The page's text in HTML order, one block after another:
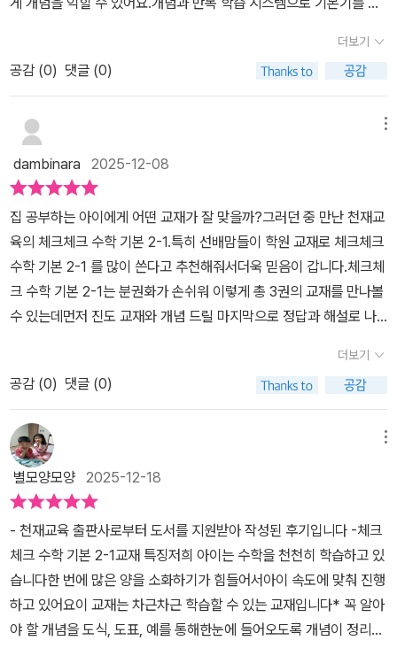
문제에적용시키는지 개념 더 알아보기를 통해확인할 수 있어 더욱 좋
답니다.개념 설명 잘 읽고 개념 익히기 문제와한 번 더 확인 문제를 풀
면서 제대로이해했는지 스스로 확인합니다.배운 개념을 교과서 문제
에 대한문제기 때문에 무리 없이 잘 풀어줍니다.학교 시험에 나오는
문제까지 잘 풀고 싶다면실전 연습으로 유형 해결 원리 문제와기출문
제로 실력 체크 문제까지무리 없이 풀 수 있으면 됩니다.이 부분을 완
벽하게 이해하고 모두 풀 수 있어야무난한 난이도의 학교 시험도 잘
볼 수 있어요.단원 공부가 끝나면 중단원 개념 확인 문제와중단원 마
무리 문제를 풀어요.교과서에 나오는 창의 융합 문제까지잘 풀어준다
면 상위권 걱정 없어요.극상위권까지 가고 싶다면 체크체크 기본중학
수학 문제집으로 개념 먼저 완벽하게정리한 후 최고 수준 풀 수 있으
대한 흥미가 많지 않아 걱정했는데개념 설명 읽고 개념 문제 풀어보
니 잘 풀어줍니다.개념 설명이 워낙 잘 되어있고한눈에 쉽게 들어오
니 집중해서 잘 풀어줍니다.난이도 있는 문제까지 잘 풀어주길 기대
해 봅니다.중등수학문제집 체크체크 중학 수학진도 교재 먼저 완북
후 부록으로 들어있는개념드릴 교재 풀기로 했어요.개념드릴 교재는
기초 계산 연습과 더불어교과서 속 필수 유형을 함께 풀어볼 수 있는
비교적 쉬운 교재랍니다.연산 실수가 종종 있어서 쉬운 교재지만시간
체크해서 시간 내에 빠르고 정확하게풀 수 있도록 연습용으로 풀어보
게 하려고요.체크체크 중학 수학 문제집2022개정 새 교육과정 반영
된2026년 용 중학 수학 문제집이랍니다.겨울방학 동안 체크체크 중
학 수학 문제집으로개념 공부 제대로 하면서 완북을 목표로 풀어요.
Q. 체크체크 수학 기본 교재 난이도는?A. 중학교 수학 교재 '중' 에
를 살펴보면다음과 같습니다.- 체크체크 베이직 : 하- 체크체크 베이
직 N제 : 중하- 체크체크 수학 기본 : 중- 유형체크N제 : 중- 기출심
화N제 : 중상 중등수학 문제집 난이도를 참고해서 학습 수준에 맞게
교재를 선택하는 것도 매우 중요한데요.체크체크 수학 기본의 난이도
는 중으로저희 아이의 수준에 맞더라고요.천재교육 체크체크는 학원
용 교재로 많이 사용한다던데, 실제로 학습해보니 진짜 체계적으
로 잘 잡혀 있어서 아이 학습에 도움이 됩니다.겨울방학동안 개념을
완벽하게 다지고 문제를 풀면서 기초를 탄탄히 다지기에 좋습니다.겨
울방학 중등수학문제집추천 체크체크 수학기본은진도 교재, 개념 드
릴 2권으로 이루어져 있어요.도입에서는 배우는 단원의 배경, 수학이
실생활에서사용되는 예를 보여 주며 흥미있게 시작합니다.단원 별로
꼭 알아야 할 개념을 예, 도식, 도표를통해 한눈에 들어오도록 개념을
정리합니다.주어진 개념의 성격에 따라 원리의 이해, 좀 더알아보기,
개념을 어떻게 적용시키는지 확인합니다.기본 연습 문제로는 개념만
지 확인합니다.배운 개념을 적용시켜 풀 수 있도록 여러 유형의문제
제시, 유사한 문제로 반복 연습합니다.실전문제 속 유형 해결 원리를
통해 학교시험에 나오는 실력문제 중 설명이 꼭 필요한문제에 대한
해결 과정을 제시합니다.기출 문제로 실력 체크에서는 학교 시험에나
오는 실력문제를 수록하여 학교 시험에완벽하게 대비합니다.중단원
마무리 문제에서는 개념 체크와 실력체크에서 학습한 문제와 유사한
문제들로배운 내용을 다시 한 번 확인해 볼 수 있어요.개념 드릴은 기
초 계산과 개념 이해 강화를위한 교재로 개념 이해, 개념 연습, 교과서
속 필수 유형 문제들을 충분하게 연습하며실력을 키울 수 있어요.겨
더보기
공감 (0) 댓글 (0)
dambinara 2025-12-08
집 공부하는 아이에게 어떤 교재가 잘 맞을까?그러던 중 만난 천재교
육의 체크체크 수학 기본 2-1.특히 선배맘들이 학원 교재로 체크체크
수학 기본 2-1 를 많이 쓴다고 추천해줘서더욱 믿음이 갑니다.체크체
크 수학 기본 2-1는 분권화가 손쉬워 이렇게 총 3권의 교재를 만나볼
수 있는데먼저 진도 교재와 개념 드릴 마지막으로 정답과 해설로 나
주는 개념서입니다.아이가 예비 중1 일 때 중학교 수학은 처음이라 정
말 이 교재 저 교재를 선택해서풀어보았지만 체크체크 수학 베이직 1
-1 가 처음 시작할 때 많은 도움을 주었어요.이번에는 비교적 체크체
크 수학 베이직이 난이도가 하 정도라면 난이도 중 정도의 개념서인
체크체크 수학 기본 2-1을 선택해서 중2 수학을 예습합니다.먼저 개
념을 꼼꼼하게 살펴보고 개념을 제대로 익혔는지 문제를 푸는데한 번
만 확인하는 게 아니라 여러 번 풀면서 아이가 얼마큼 수학 개념을 익
혔는지 점검합니다.STEP 1단계를 지나 STEP 2에서는 앞에서 개
념들을 열심히 공부한 후 아이들의 개념을 재미있게 강의 형식으로
풀어 설명해 주는코너와 교과서 문제로 개념 체크를 풀면서 제대
로 개념을 이해했는지 점검할 수 있어요.STEP 3에서는 기출문제로
실력 체크를 만납니다.기본 개념서이지만 학교 내신도 충분히 대비할
더보기
공감 (0) 댓글 (0)
별모양모양 2025-12-18
- 천재교육 출판사로부터 도서를 지원받아 작성된 후기입니다 -체크
체크 수학 기본 2-1교재 특징저희 아이는 수학을 천천히 학습하고 있
습니다한 번에 많은 양을 소화하기가 힘들어서아이 속도에 맞춰 진행
하고 있어요이 교재는 차근차근 학습할 수 있는 교재입니다* 꼭 알아
야 할 개념을 도식, 도표, 예를 통해한눈에 들어오도록 개념이 정리되